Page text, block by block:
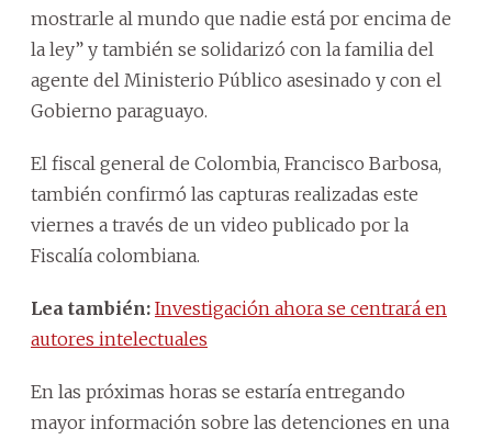
mostrarle al mundo que nadie está por encima de
la ley” y también se solidarizó con la familia del
agente del Ministerio Público asesinado y con el
Gobierno paraguayo.
El fiscal general de Colombia, Francisco Barbosa,
también confirmó las capturas realizadas este
viernes a través de un video publicado por la
Fiscalía colombiana.
Lea también: Investigación ahora se centrará en
autores intelectuales
En las próximas horas se estaría entregando
mayor información sobre las detenciones en una